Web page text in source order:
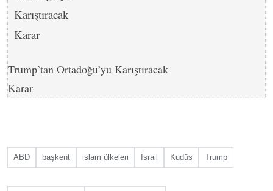
Trump’tan Ortadoğu’yu Karıştıracak
Karar
ABD başkent islam ülkeleri İsrail Kudüs Trump